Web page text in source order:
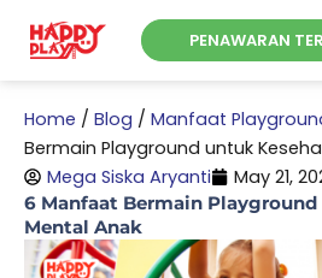
PENAWARAN
Home / Blog / Manfaat
Bermain Playground untuk
Mega Siska Aryanti
May 21,
6 Manfaat Bermain
Mental Anak